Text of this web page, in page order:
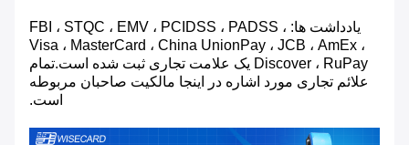
یادداشت ها: FBI ، STQC ، EMV ، PCIDSS ، PADSS ،
Visa ، MasterCard ، China UnionPay ، JCB ، AmEx ،
Discover ، RuPay یک علامت تجاری ثبت شده است.تمام
علائم تجاری مورد اشاره در اینجا مالکیت صاحبان مربوطه
است.